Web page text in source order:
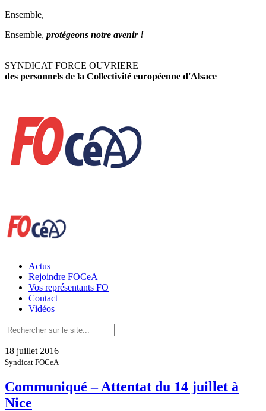
Ensemble,
Ensemble, protégeons notre avenir !
SYNDICAT FORCE OUVRIERE
des personnels de la Collectivité européenne d'Alsace
Actus
Rejoindre FOCeA
Vos représentants FO
Contact
Vidéos
18 juillet 2016
Syndicat FOCeA
Communiqué – Attentat du 14 juillet à
Nice